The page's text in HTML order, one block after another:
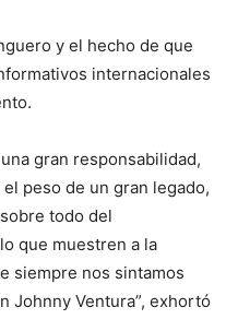
y el hecho de que
internacionales
gran responsabilidad,
peso de un gran legado,
todo del
que muestren a la
siempre nos sintamos
Johnny Ventura”, exhortó